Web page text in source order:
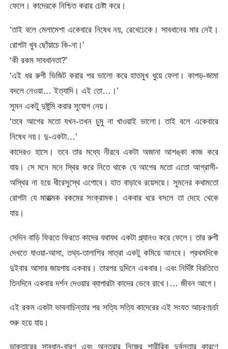
ফেলে। কাদেরকে নিশ্চিত করার চেষ্টা করে।
‘তাই বলে মেলামেশা একেবারে নিষেধ নয়, রেখেঢেকে। সাবধানের মার নেই।
রোগটা খুব ছোঁয়াচে কি-না।’
‘কী রকম সাবধানতা?’
‘এই ধর রুগী ভিজিট করার পর ভালো করে হাতমুখ ধুয়ে ফেলা। কাপড়-জামা
বদলে নেওয়া… ইত্যাদি। এই তো…।’
সুমন একটু দুষ্টুমি করার সুযোগ নেয়।
‘তবে আগের মতো যখন-তখন চুমু না খাওয়াই ভালো। তাই বলে একেবারে
নিষেধ নয়। দু-একটা…’
কাদেরও হাসে। তবে তার মধ্যে নীরবে একটা অজানা আশঙ্কা কাজ করে
যায়। সে মনে মনে স্থির করে নিতে থাকে যে আগের মতো এতো আগ্রাসী-
অস্থির না হয়ে ধীরেসুস্থে এগোবে। হাত বাড়াবে রয়েসয়ে। সুমনের কথামতো
রোগটা যে মারাত্মক রকমের সংক্রামক। একবার ধরে বসলে তা দেহে থেকে
যায়।
সেদিন বাড়ি ফিরতে ফিরতে কাদের যথাযথ একটা প্ল্যানও করে ফেলে। তার রুগী
দেখতে যাওয়া-আসা, তথ্য-তালাশির মাত্রা একটু কমিয়ে আনবে। প্রথমদিকে
দুইবার আসার জায়গায় একবার। তারপর দুদিনে একবার। এবং নির্দিষ্ট বিরতিতে
তিনদিনে একবার দর্শন দেওয়ার ব্যাপারটা কাদের ভেবে রাখে।… জীবন আগে।
এই রকম একটা ভাবনাচিন্তার পর সত্যি সত্যি কাদেরের এই সংযত আচরণচর্চা
শুরু হয়ে যায়।
ডাক্তারের সাবধান-বারণ এবং অন্তরার নিজের শারীরিক দুর্বলতার কারণে